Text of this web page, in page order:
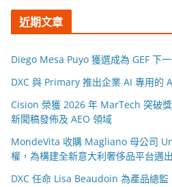
近期文章
Diego Mesa Puyo 獲選成為 GEF 下
DXC 與 Primary 推出企業 AI 專用的
Cision 榮獲 2026 年 MarTech 突破
新聞稿發佈及 AEO 領域
MondeVita 收購 Magliano 母公司
權，為構建全新意大利奢侈品平台邁
DXC 任命 Lisa Beaudoin 為產品總